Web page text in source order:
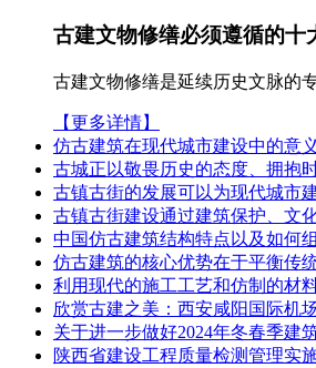
古建文物修缮必须遵循的十
古建文物修缮是延续历史文脉的
【更多详情】
仿古建筑在现代城市建设中的意义
古城正以敬畏历史的态度、拥抱
古镇古街的发展可以为现代城市
古镇古街建设通过建筑保护、文
中国仿古建筑结构特点以及如何
仿古建筑的核心优势在于平衡传
利用现代的施工工艺和仿制的材
欣赏古建之美：西安咸阳国际机
关于进一步做好2024年冬春季建
陕西省建设工程质量检测管理实